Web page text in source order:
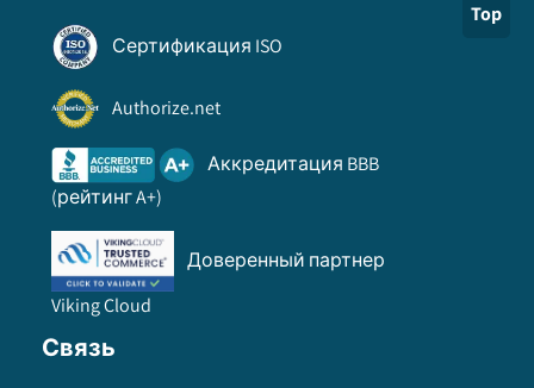
Top
Сертификация ISO
Authorize.net
Аккредитация BBB
(рейтинг A+)
Доверенный партнер
Viking Cloud
Связь